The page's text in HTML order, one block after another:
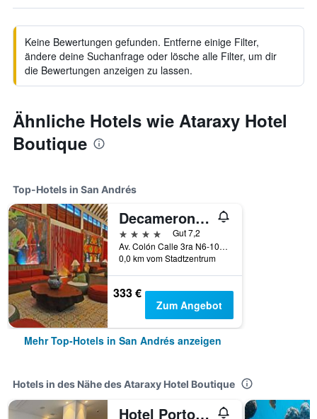
Keine Bewertungen gefunden. Entferne einige Filter,
ändere deine Suchanfrage oder lösche alle Filter, um dir
die Bewertungen anzeigen zu lassen.
Ähnliche Hotels wie Ataraxy Hotel
Boutique
Top-Hotels in San Andrés
Decameron Isleño
4 Sterne
Gut 7,2
Av. Colón Calle 3ra N6-106, San Andrés, Kolumbien
0,0 km vom Stadtzentrum
333 €
Zum Angebot
Mehr Top-Hotels in San Andrés anzeigen
Hotels in des Nähe des Ataraxy Hotel Boutique
Hotel Portobelo Plaza las Ámericas